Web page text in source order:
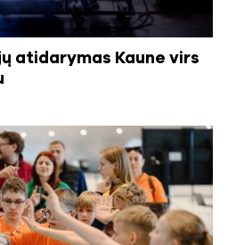
atidarymas Kaune virs